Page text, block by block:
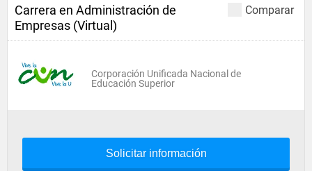
Comparar
Carrera en Administración de
Empresas (Virtual)
Corporación Unificada Nacional de
Educación Superior
Solicitar información